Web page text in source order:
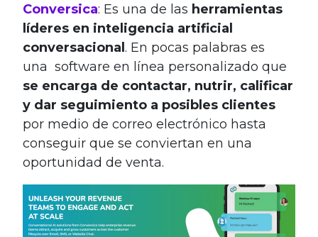
Conversica: Es una de las herramientas
líderes en inteligencia artificial
conversacional . En pocas palabras es
una software en línea personalizado que
se encarga de contactar, nutrir, calificar
y dar seguimiento a posibles clientes
por medio de correo electrónico hasta
conseguir que se conviertan en una
oportunidad de venta.